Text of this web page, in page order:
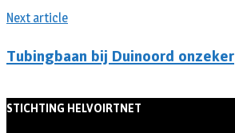
Next article
Tubingbaan bij Duinoord onzeker
STICHTING HELVOIRTNET